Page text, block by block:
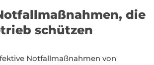
die
schützen
Notfallmaßnahmen von